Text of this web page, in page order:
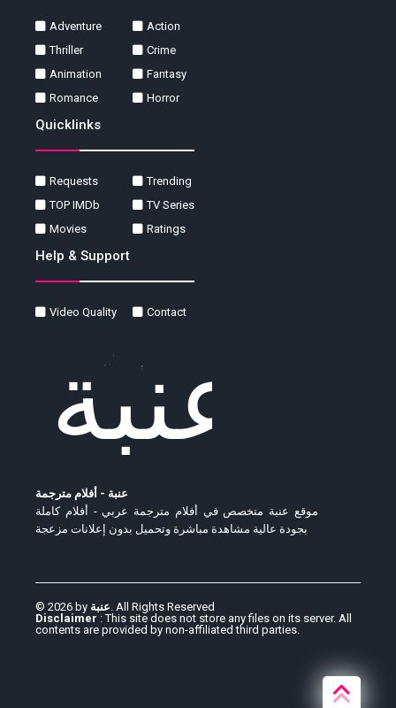
Adventure
Action
Thriller
Crime
Animation
Fantasy
Romance
Horror
Quicklinks
Requests
Trending
TOP IMDb
TV Series
Movies
Ratings
Help & Support
Video Quality Contact
عنبة - أفلام مترجمة
موقع عنبة متخصص في أفلام مترجمة عربي - أفلام كاملة
بجودة عالية مشاهدة مباشرة وتحميل بدون إعلانات مزعجة
© 2026 by عنبة. All Rights Reserved
Disclaimer : This site does not store any files on its server. All
contents are provided by non-affiliated third parties.